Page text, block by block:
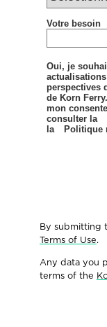
Votre besoin
Oui, je
perspectives
de Korn
mon
consulter la
la
Politique
By submitting
Terms of Use.
Any data you
terms of the